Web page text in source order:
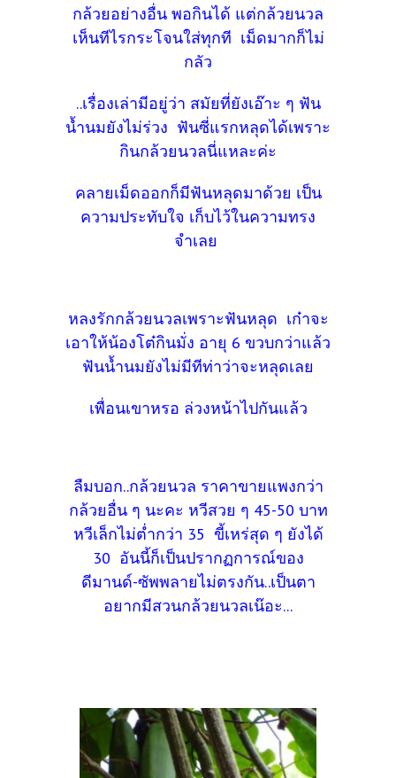
กล้วยอย่างอื่น พอกินได้ แต่กล้วยนวล
เห็นทีไรกระโจนใส่ทุกที เม็ดมากก็ไม่
กลัว
..เรื่องเล่ามีอยู่ว่า สมัยที่ยังเอ๊าะ ๆ ฟัน
น้ำนมยังไม่ร่วง ฟันซี่แรกหลุดได้เพราะ
กินกล้วยนวลนี่แหละค่ะ
คลายเม็ดออกก็มีฟันหลุดมาด้วย เป็น
ความประทับใจ เก็บไว้ในความทรง
จำเลย
หลงรักกล้วยนวลเพราะฟันหลุด เก๋าจะ
เอาให้น้องโต๋กินมั่ง อายุ 6 ขวบกว่าแล้ว
ฟันน้ำนมยังไม่มีทีท่าว่าจะหลุดเลย
เพื่อนเขาหรอ ล่วงหน้าไปกันแล้ว
ลืมบอก..กล้วยนวล ราคาขายแพงกว่า
กล้วยอื่น ๆ นะคะ หวีสวย ๆ 45-50 บาท
หวีเล็กไม่ต่ำกว่า 35 ขี้เหร่สุด ๆ ยังได้
30 อันนี้ก็เป็นปรากฏการณ์ของ
ดีมานด์-ซัพพลายไม่ตรงกัน..เป็นตา
อยากมีสวนกล้วยนวลเน๊อะ...